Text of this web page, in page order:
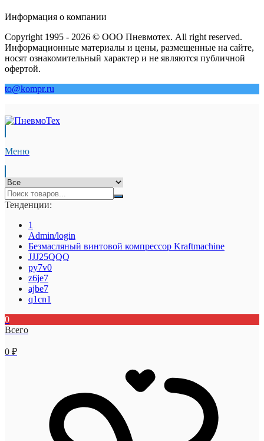
Информация о компании
Copyright 1995 - 2026 © ООО Пневмотех. All right reserved.
Информационные материалы и цены, размещенные на сайте,
носят ознакомительный характер и не являются публичной
офертой.
to@kompr.ru
Меню
Тенденции:
1
Admin/login
Безмасляный винтовой компрессор Kraftmaсhine
JJJ25QQQ
py7v0
z6je7
ajbe7
q1cn1
0
Всего
0 ₽